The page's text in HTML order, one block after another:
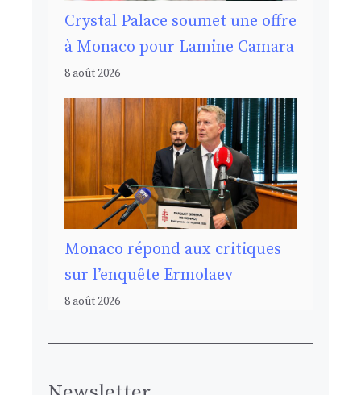
Crystal Palace soumet une offre
à Monaco pour Lamine Camara
8 août 2026
Monaco répond aux critiques
sur l’enquête Ermolaev
8 août 2026